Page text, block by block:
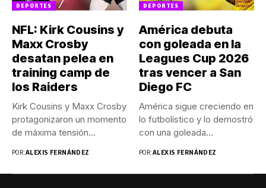
DEPORTES
NFL: Kirk Cousins y
Maxx Crosby
desatan pelea en
training camp de
los Raiders
Kirk Cousins y Maxx Crosby
protagonizaron un momento
de máxima tensión
POR:ALEXIS FERNÁNDEZ
DEPORTES
América debuta
con goleada en la
Leagues Cup 2026
tras vencer a San
Diego FC
América sigue creciendo en
lo futbolístico y lo demostró
con una goleada...
POR:ALEXIS FERNÁNDEZ